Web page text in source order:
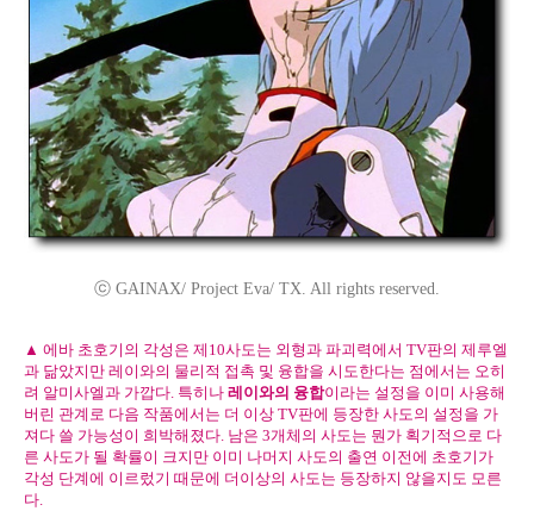
ⓒ GAINAX/ Project Eva/ TX. All rights reserved.
▲ 에바 초호기의 각성은 제10사도는 외형과 파괴력에서 TV판의 제루엘
과 닮았지만 레이와의 물리적 접촉 및 융합을 시도한다는 점에서는 오히
려 알미사엘과 가깝다. 특히나 레이와의 융합이라는 설정을 이미 사용해
버린 관계로 다음 작품에서는 더 이상 TV판에 등장한 사도의 설정을 가
져다 쓸 가능성이 희박해졌다. 남은 3개체의 사도는 뭔가 획기적으로 다
른 사도가 될 확률이 크지만 이미 나머지 사도의 출연 이전에 초호기가
각성 단계에 이르렀기 때문에 더이상의 사도는 등장하지 않을지도 모른
다.